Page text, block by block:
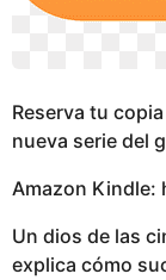
Reserva tu
nueva serie del
Amazon
Un dios de las
explica cómo